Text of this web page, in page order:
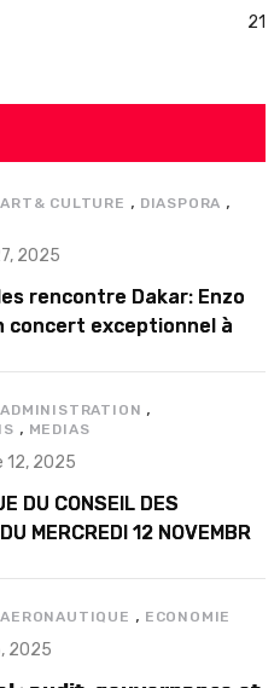
21
ART& CULTURE , DIASPORA ,
2025
rencontre Dakar: Enzo
concert exceptionnel à
ADMINISTRATION ,
, MEDIAS
12, 2025
DU CONSEIL DES
MERCREDI 12 NOVEMBRE
AERONAUTIQUE , ECONOMIE
2025